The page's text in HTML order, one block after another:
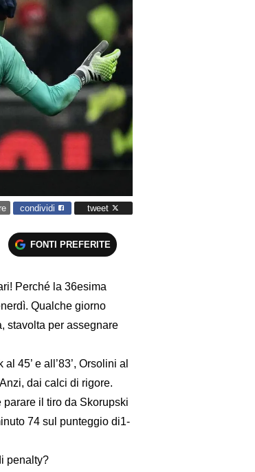
condividi tweet
FONTI PREFERITE
Perché la 36esima
Qualche giorno
stavolta per assegnare
45’ e all’83’, Orsolini al
dai calci di rigore.
il tiro da Skorupski
74 sul punteggio di1-
penalty?